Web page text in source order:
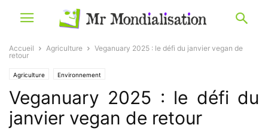
Accueil Agriculture
Veganuary 2025 : le défi du janvier vegan de
retour
Agriculture Environnement
Veganuary 2025 : le défi du
janvier vegan de retour